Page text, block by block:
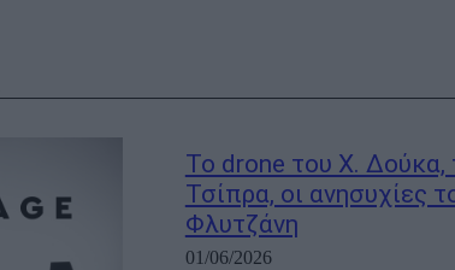
Το drone του Χ. Δούκα,
Τσίπρα, οι ανησυχίες
Φλυτζάνη
01/06/2026